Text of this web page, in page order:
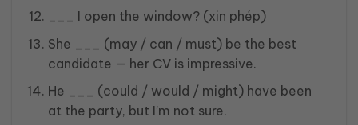
___ I open the window? (xin phép)
She ___ (may / can / must) be the best
candidate — her CV is impressive.
He ___ (could / would / might) have been
at the party, but I’m not sure.